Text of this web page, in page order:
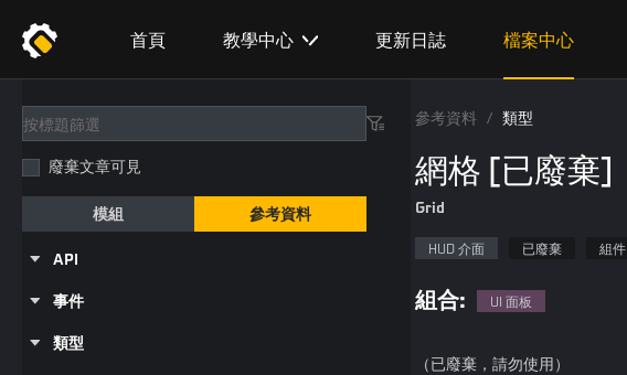
首頁 教學中心 更新日誌 檔案中心
廢棄文章可見
模組 參考資料
API
事件
類型
參考資料 / 類型
網格 [已廢棄]
Grid
HUD 介面 已廢棄 組件
組合: UI 面板
（已廢棄，請勿使用）